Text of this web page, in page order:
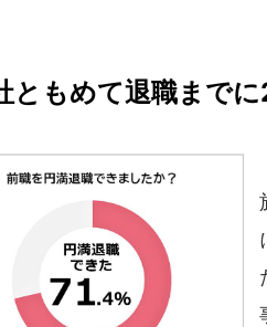
ともめて退職まで